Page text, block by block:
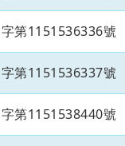
字第1151536336號
字第1151536337號
字第1151538440號